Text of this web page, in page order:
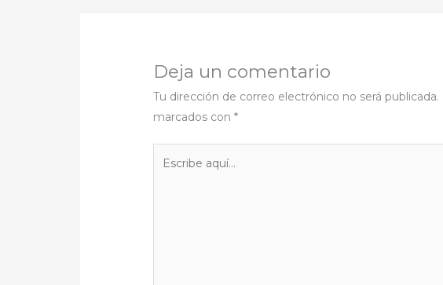
Deja un comentario
Tu dirección de correo electrónico no será publicada.
marcados con*